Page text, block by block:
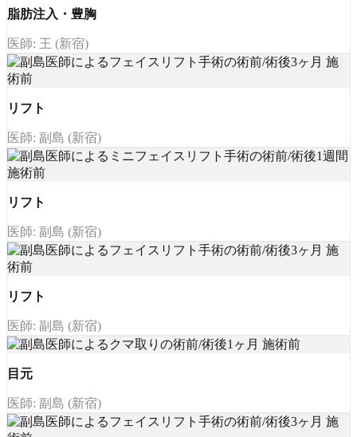
脂肪注入・豊胸
医師: 王 (新宿)
リフト
医師: 副島 (新宿)
リフト
医師: 副島 (新宿)
リフト
医師: 副島 (新宿)
目元
医師: 副島 (新宿)